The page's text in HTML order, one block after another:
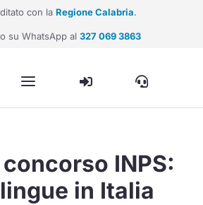
con la Regione Calabria.
su WhatsApp al 327 069 3863
INPS:
in Italia